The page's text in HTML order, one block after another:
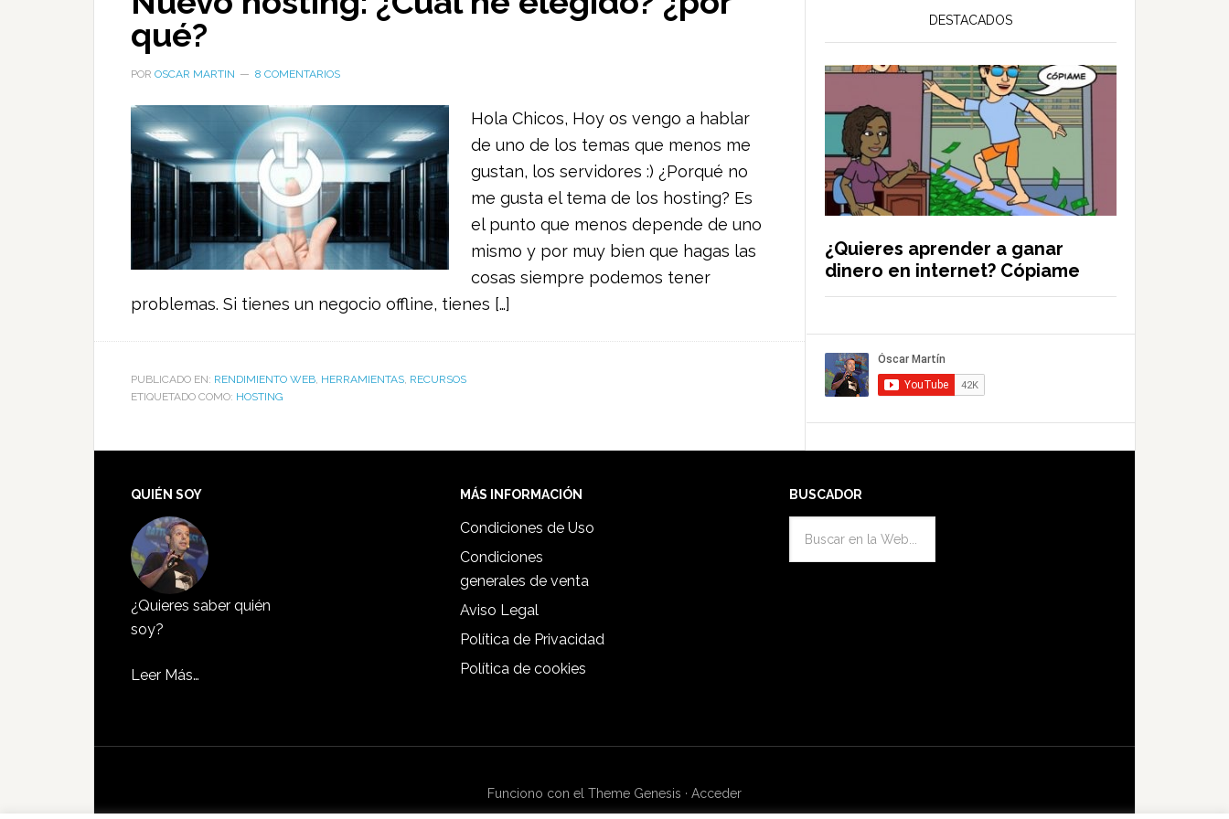
qué?
POR OSCAR MARTIN 8 COMENTARIOS
Hola Chicos, Hoy os vengo a hablar
de uno de los temas que menos me
gustan, los servidores :) ¿Porqué no
me gusta el tema de los hosting? Es
el punto que menos depende de uno
mismo y por muy bien que hagas las
cosas siempre podemos tener
problemas. Si tienes un negocio offline, tienes […]
PUBLICADO EN: RENDIMIENTO WEB, HERRAMIENTAS, RECURSOS
ETIQUETADO COMO: HOSTING
DESTACADOS
¿Quieres aprender a ganar
dinero en internet? Cópiame
QUIÉN SOY
¿Quieres saber quién
soy?
Leer Más…
MÁS INFORMACIÓN
Condiciones de Uso
Condiciones
generales de venta
Aviso Legal
Política de Privacidad
Política de cookies
BUSCADOR
Funciono con el Theme Genesis · Acceder